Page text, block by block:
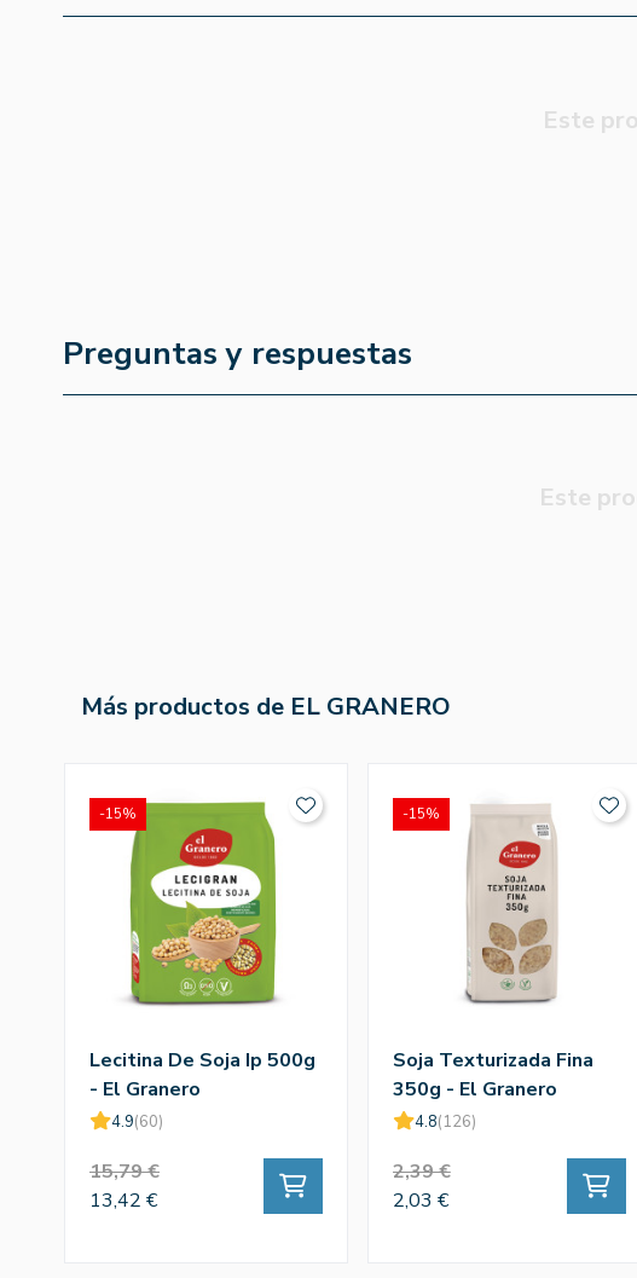
Este
Preguntas y respuestas
Este
Más productos de EL GRANERO
Lecitina De Soja Ip 500g
- El Granero
4.9(60)
15,79 €
13,42 €
-15%
Soja Texturizada Fina
350g - El Granero
4.8(126)
2,39 €
2,03 €
-15%